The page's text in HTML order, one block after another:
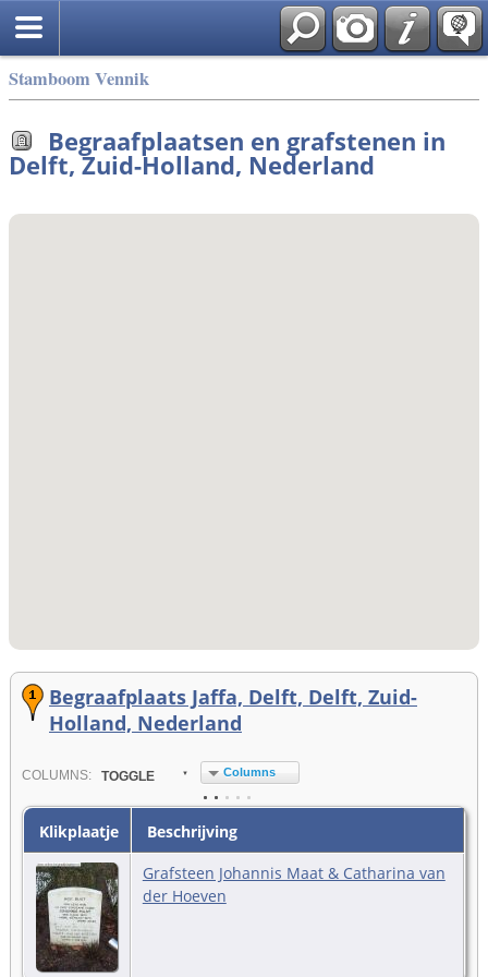
Stamboom Vennik
Begraafplaatsen en grafstenen in
Delft, Zuid-Holland, Nederland
Begraafplaats Jaffa, Delft, Delft, Zuid-
Holland, Nederland
COLUMN S: TOGGLE Columns
Klikplaatje
Beschrijving
Grafsteen Johannis Maat & Catharina van
der Hoeven